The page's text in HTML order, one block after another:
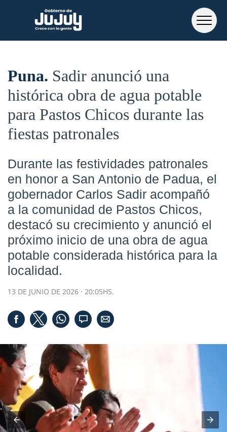
Puna Sadir anunció una
histórica obra de agua potable
para Pastos Chicos durante las
fiestas patronales
Durante las festividades patronales
en honor a San Antonio de Padua, el
gobernador Carlos Sadir acompañó
a la comunidad de Pastos Chicos,
destacó su crecimiento y anunció el
próximo inicio de una obra de agua
potable considerada histórica para la
localidad.
13 DE JUNIO DE 2026 · 20:05HS.